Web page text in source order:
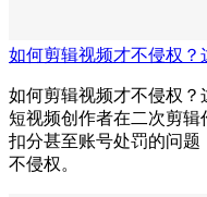
如何剪辑视频才不侵权？
如何剪辑视频才不侵权？
短视频创作者在二次剪辑
扣分甚至账号处罚的问
不侵权。